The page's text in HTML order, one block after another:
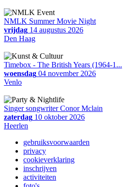
NMLK Summer Movie Night
vrijdag 14 augustus 2026
Den Haag
Timebox - The British Years (1964-1...
woensdag 04 november 2026
Venlo
Singer songwriter Conor Mclain
zaterdag 10 oktober 2026
Heerlen
gebruiksvoorwaarden
privacy
cookieverklaring
inschrijven
activiteiten